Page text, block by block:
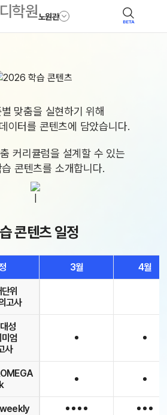
노원관 BETA
맞춤을 실현하기 위해
이터를 콘텐츠에 담았습니다.
커리큘럼을 설계할 수 있는
콘텐츠를 소개합니다.
콘텐츠 일정
3월 4월
위
고사
성
엄
사